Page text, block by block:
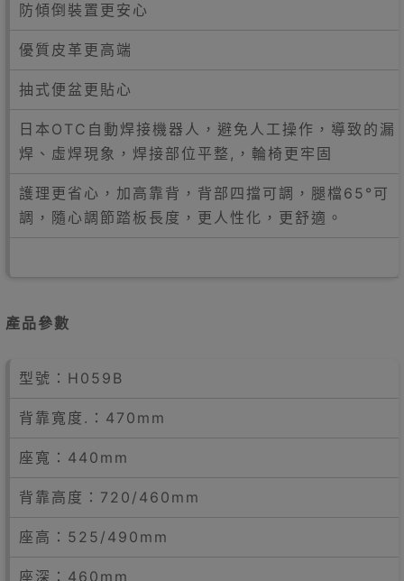
防傾倒裝置更安心
優質皮革更高端
抽式便盆更貼心
日本OTC自動焊接機器人，避免人工操作，導致的漏
焊、虛焊現象，焊接部位平整,，輪椅更牢固
護理更省心，加高靠背，背部四擋可調，腿檔65°可
調，隨心調節踏板長度，更人性化，更舒適。
產品參數
型號：H059B
背靠寬度.：470mm
座寬：440mm
背靠高度：720/460mm
座高：525/490mm
座深：460mm